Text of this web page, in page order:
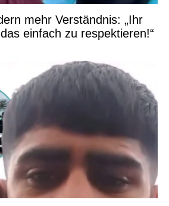
mehr Verständnis: „Ihr
einfach zu respektieren!“